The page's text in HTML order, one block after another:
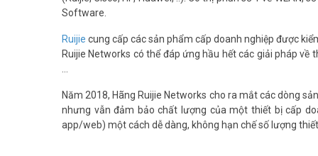
Software.
Ruijie cung cấp các sản phẩm cấp doanh nghiệp được
Ruijie Networks có thể đáp ứng hầu hết các giải pháp về
Năm 2018, Hãng Ruijie Networks cho ra mắt các dòng
nhưng vẫn đảm bảo chất lượng của một thiết bị cấp
app/web) một cách dễ dàng, không hạn chế số lượng